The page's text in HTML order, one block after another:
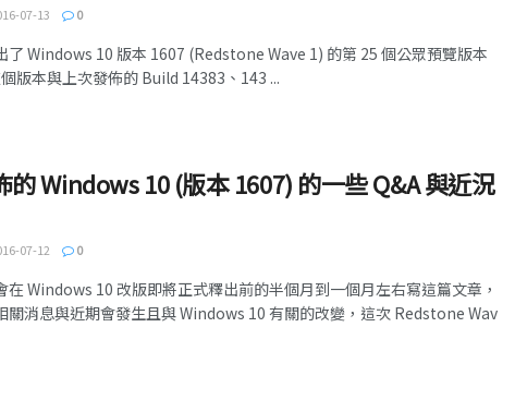
07-13 0
了 Windows 10 版本 1607 (Redstone Wave 1) 的第 25 個公眾預覽版本
版本與上次發佈的 Build 14383、143 ...
的 Windows 10 (版本 1607) 的一些 Q&A 與近況
07-12 0
在 Windows 10 改版即將正式釋出前的半個月到一個月左右寫這篇文章，
關消息與近期會發生且與 Windows 10 有關的改變，這次 Redstone Wav